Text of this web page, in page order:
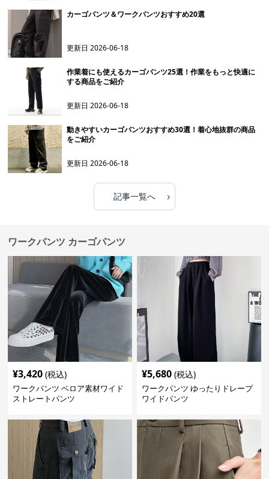
カーゴパンツ＆ワークパンツおすすめ20選
更新日2026-06-18
作業着にも使えるカーゴパンツ25選！作業をもっと快適に
する商品をご紹介
更新日2026-06-18
動きやすいカーゴパンツおすすめ30選！着心地抜群の商品
をご紹介
更新日2026-06-18
記事一覧へ ›
ワークパンツ カーゴパンツ
¥3,420 (税込)
ワークパンツ ベロア素材ワイド
ストレートパンツ
¥5,680 (税込)
ワークパンツ ゆったりドレープ
ワイドパンツ